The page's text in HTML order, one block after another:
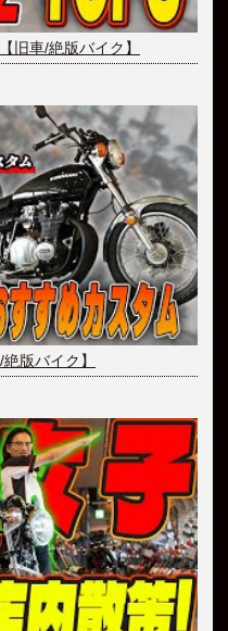
車/絶版バイク】
版バイク】